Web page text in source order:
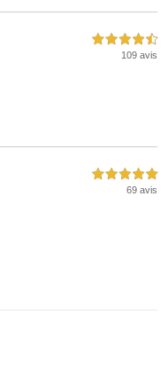
4,5 étoiles sur 5
109 avis
5,0 étoiles sur 5
69 avis